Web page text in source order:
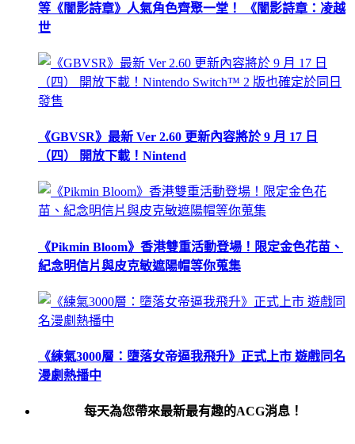
等《闇影詩章》人氣角色齊聚一堂！ 《闇影詩章：凌越
世
《GBVSR》最新 Ver 2.60 更新內容將於 9 月 17 日
（四） 開放下載！Nintend
《Pikmin Bloom》香港雙重活動登場！限定金色花苗、
紀念明信片與皮克敏遮陽帽等你蒐集
《練氣3000層：墮落女帝逼我飛升》正式上市 遊戲同名
漫劇熱播中
每天為您帶來最新最有趣的ACG消息！